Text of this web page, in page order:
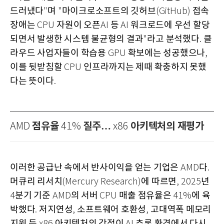
드러냈다"며 "마이크로소프트의 깃허브(GitHub) 접속
장애는 CPU 자원이 오픈AI 등 AI 워크로드에 우선 할당
되면서 발생한 시스템 불균형의 결과"라고 분석했다. 클
라우드 사업자들이 학습용 GPU 확보에는 성공했으나,
이를 뒷받침할 CPU 인프라까지는 제때 확충하지 못했
다는 뜻이다.
AMD 점유율41% 질주… x86 아키텍처의 재평가
이러한 공급난 속에서 반사이익을 얻는 기업은 AMD다.
머큐리 리서치 (Mercury Research)에 따르면, 2025년
4분기 기준 AMD의 서버 CPU 매출 점유율은 41%에 육
박했다.저지연성, 소프트웨어 호환성, 고대역폭 메모리